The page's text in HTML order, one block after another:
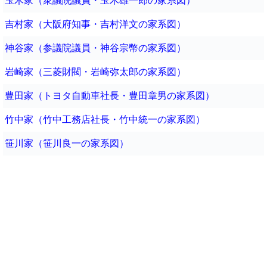
吉村家（大阪府知事・吉村洋文の家系図）
神谷家（参議院議員・神谷宗幣の家系図）
岩崎家（三菱財閥・岩崎弥太郎の家系図）
豊田家（トヨタ自動車社長・豊田章男の家系図）
竹中家（竹中工務店社長・竹中統一の家系図）
笹川家（笹川良一の家系図）